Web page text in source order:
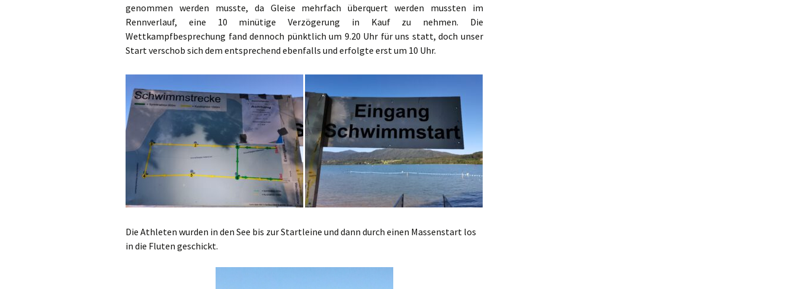
genommen werden musste, da Gleise mehrfach überquert werden mussten im
Rennverlauf, eine 10 minütige Verzögerung in Kauf zu nehmen. Die
Wettkampfbesprechung fand dennoch pünktlich um 9.20 Uhr für uns statt, doch unser
Start verschob sich dem entsprechend ebenfalls und erfolgte erst um 10 Uhr.
Die Athleten wurden in den See bis zur Startleine und dann durch einen Massenstart los
in die Fluten geschickt.